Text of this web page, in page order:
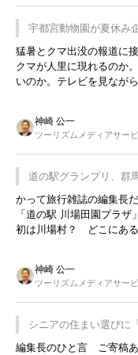
宇都宮動物園が夏休み
開催
猛暑とクマ出没の報道に
クマが人里に現れるのか
いのか。テレビを見なが
んてことは、冗談でもい
神崎 公一
ツーリズムメディアサー
道の駅グランプリ、群
かって旅行雑誌の編集長
「道の駅 川場田園プラ
初は川場村？ どこにあ
永井 彰一社長にインタビ
した。プレゼンも巧みで
は、従業員に東京ディズ
の何かを理解してもらっ
プレミアムヨーグルトを
です。永井社長は、駐車
ことに目をつけ、高級商
事を懐かしく読みました。
神崎 公一
ツーリズムメディアサー
シニアの住まい選びに
暮らし
編集長のひと言 ご寄稿